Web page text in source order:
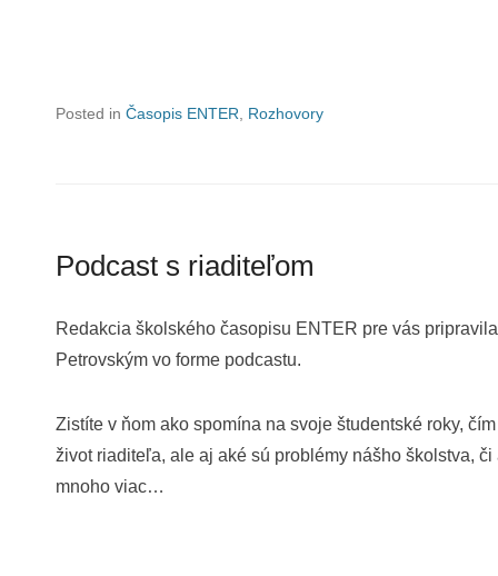
Posted in Časopis ENTER Rozhovory
Podcast s riaditeľom
Redakcia školského časopisu ENTER pre vás
Petrovským vo forme podcastu.
Zistíte v ňom ako spomína na svoje študentské roky,
život riaditeľa, ale aj aké sú problémy nášho školstva,
mnoho viac…